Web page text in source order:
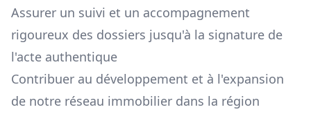
Assurer un suivi et un accompagnement
rigoureux des dossiers jusqu'à la signature de
l'acte authentique
Contribuer au développement et à l'expansion
de notre réseau immobilier dans la région